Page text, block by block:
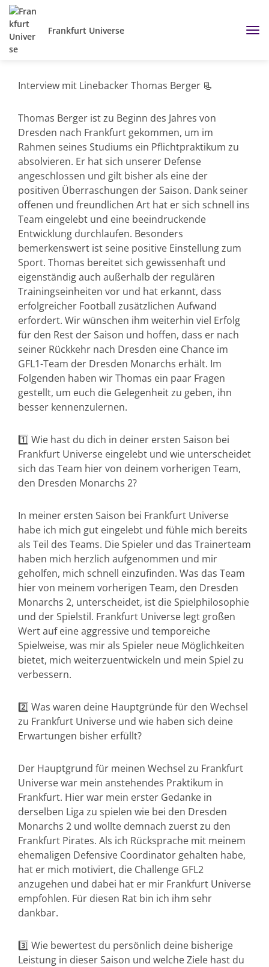
Frankfurt Universe
Interview mit Linebacker Thomas Berger 📃
Thomas Berger ist zu Beginn des Jahres von
Dresden nach Frankfurt gekommen, um im
Rahmen seines Studiums ein Pflichtpraktikum zu
absolvieren. Er hat sich unserer Defense
angeschlossen und gilt bisher als eine der
positiven Überraschungen der Saison. Dank seiner
offenen und freundlichen Art hat er sich schnell ins
Team eingelebt und eine beeindruckende
Entwicklung durchlaufen. Besonders
bemerkenswert ist seine positive Einstellung zum
Sport. Thomas bereitet sich gewissenhaft und
eigenständig auch außerhalb der regulären
Trainingseinheiten vor und hat erkannt, dass
erfolgreicher Football zusätzlichen Aufwand
erfordert. Wir wünschen ihm weiterhin viel Erfolg
für den Rest der Saison und hoffen, dass er nach
seiner Rückkehr nach Dresden eine Chance im
GFL1-Team der Dresden Monarchs erhält. Im
Folgenden haben wir Thomas ein paar Fragen
gestellt, um euch die Gelegenheit zu geben, ihn
besser kennenzulernen.
1️⃣ Wie hast du dich in deiner ersten Saison bei
Frankfurt Universe eingelebt und wie unterscheidet
sich das Team hier von deinem vorherigen Team,
den Dresden Monarchs 2?
In meiner ersten Saison bei Frankfurt Universe
habe ich mich gut eingelebt und fühle mich bereits
als Teil des Teams. Die Spieler und das Trainerteam
haben mich herzlich aufgenommen und mir
geholfen, mich schnell einzufinden. Was das Team
hier von meinem vorherigen Team, den Dresden
Monarchs 2, unterscheidet, ist die Spielphilosophie
und der Spielstil. Frankfurt Universe legt großen
Wert auf eine aggressive und temporeiche
Spielweise, was mir als Spieler neue Möglichkeiten
bietet, mich weiterzuentwickeln und mein Spiel zu
verbessern.
2️⃣ Was waren deine Hauptgründe für den Wechsel
zu Frankfurt Universe und wie haben sich deine
Erwartungen bisher erfüllt?
Der Hauptgrund für meinen Wechsel zu Frankfurt
Universe war mein anstehendes Praktikum in
Frankfurt. Hier war mein erster Gedanke in
derselben Liga zu spielen wie bei den Dresden
Monarchs 2 und wollte demnach zuerst zu den
Frankfurt Pirates. Als ich Rücksprache mit meinem
ehemaligen Defensive Coordinator gehalten habe,
hat er mich motiviert, die Challenge GFL2
anzugehen und dabei hat er mir Frankfurt Universe
empfohlen. Für diesen Rat bin ich ihm sehr
dankbar.
3️⃣ Wie bewertest du persönlich deine bisherige
Leistung in dieser Saison und welche Ziele hast du